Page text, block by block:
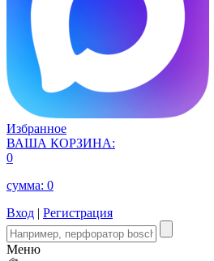
Избранное
ВАША КОРЗИНА:
0
сумма: 0
Вход | Регистрация
Меню